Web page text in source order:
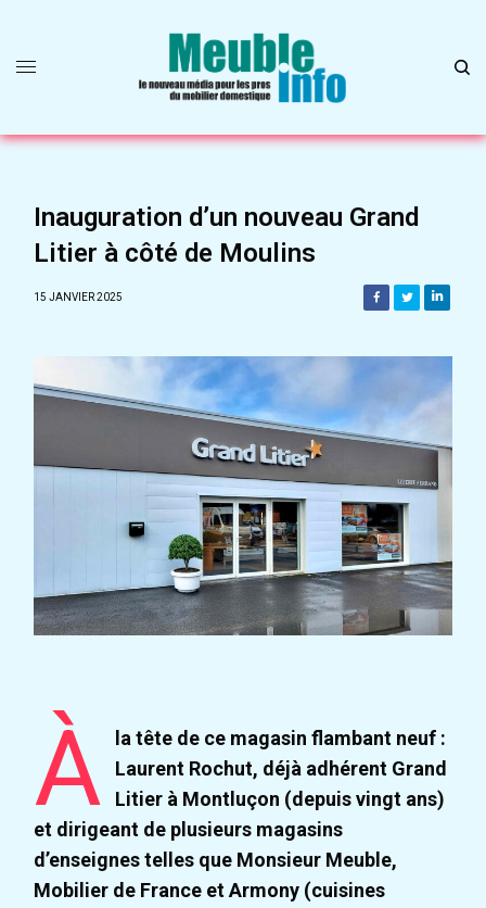
Inauguration d’un nouveau Grand
Litier à côté de Moulins
15 JANVIER 2025
À
la tête de ce magasin flambant neuf :
Laurent Rochut, déjà adhérent Grand
Litier à Montluçon (depuis vingt ans)
et dirigeant de plusieurs magasins
d’enseignes telles que Monsieur Meuble,
Mobilier de France et Armony (cuisines